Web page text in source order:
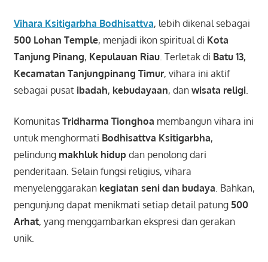
Vihara Ksitigarbha Bodhisattva, lebih dikenal sebagai
500 Lohan Temple, menjadi ikon spiritual di Kota
Tanjung Pinang, Kepulauan Riau. Terletak di Batu 13,
Kecamatan Tanjungpinang Timur, vihara ini aktif
sebagai pusat ibadah, kebudayaan, dan wisata religi.
Komunitas Tridharma Tionghoa membangun vihara ini
untuk menghormati Bodhisattva Ksitigarbha,
pelindung makhluk hidupdan penolong dari
penderitaan. Selain fungsi religius, vihara
menyelenggarakan kegiatan seni dan budaya . Bahkan,
pengunjung dapat menikmati setiap detail patung 500
Arhat, yang menggambarkan ekspresi dan gerakan
unik.